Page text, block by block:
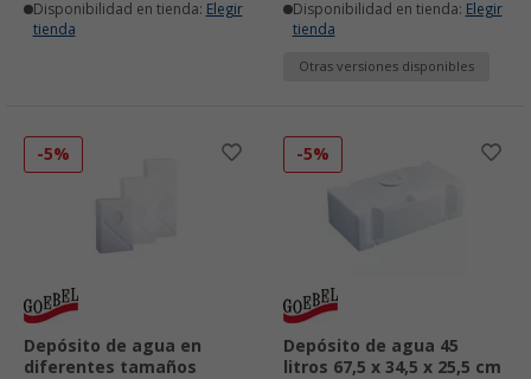
Disponibilidad en tienda: Elegir
tienda
Disponibilidad en tienda: Elegir
tienda
Otras versiones disponibles
-5%
Depósito de agua en
diferentes tamaños
-5%
Depósito de agua 45
litros 67,5 x 34,5 x 25,5 cm